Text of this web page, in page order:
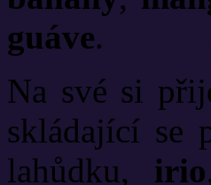
guáve.
Na své si
skládající se
lahůdku, irio